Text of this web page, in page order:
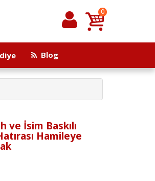
0
Blog
ve İsim Baskılı
Hamileye